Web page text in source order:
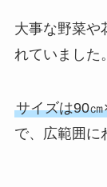
大事な野菜や
れていました。
サイズは90
で、広範囲に